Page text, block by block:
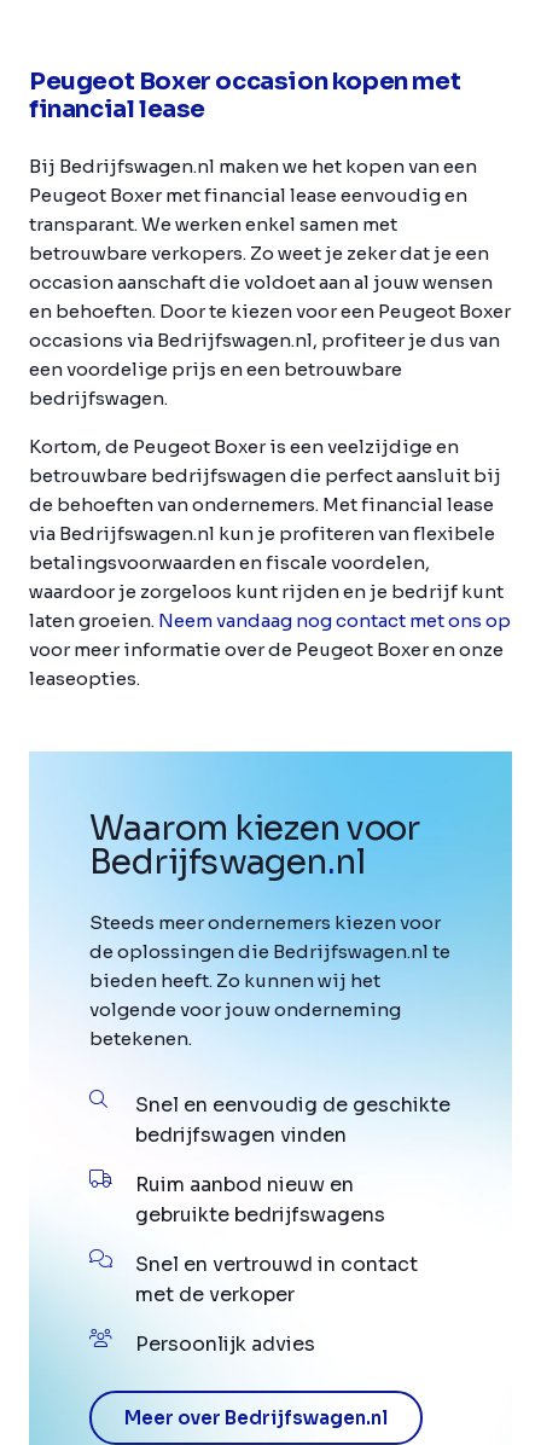
Peugeot Boxer occasion kopen met
financial lease
Bij Bedrijfswagen.nl maken we het kopen van een
Peugeot Boxer met financial lease eenvoudig en
transparant. We werken enkel samen met
betrouwbare verkopers. Zo weet je zeker dat je een
occasion aanschaft die voldoet aan al jouw wensen
en behoeften. Door te kiezen voor een Peugeot Boxer
occasions via Bedrijfswagen.nl, profiteer je dus van
een voordelige prijs en een betrouwbare
bedrijfswagen.
Kortom, de Peugeot Boxer is een veelzijdige en
betrouwbare bedrijfswagen die perfect aansluit bij
de behoeften van ondernemers. Met financial lease
via Bedrijfswagen.nl kun je profiteren van flexibele
betalingsvoorwaarden en fiscale voordelen,
waardoor je zorgeloos kunt rijden en je bedrijf kunt
laten groeien. Neem vandaag nog contact met ons op
voor meer informatie over de Peugeot Boxer en onze
leaseopties.
Waarom kiezen voor
Bedrijfswagen.nl
Steeds meer ondernemers kiezen voor
de oplossingen die Bedrijfswagen.nl te
bieden heeft. Zo kunnen wij het
volgende voor jouw onderneming
betekenen.
Snel en eenvoudig de geschikte
bedrijfswagen vinden
Ruim aanbod nieuw en
gebruikte bedrijfswagens
Snel en vertrouwd in contact
met de verkoper
Persoonlijk advies
Meer over Bedrijfswagen.nl